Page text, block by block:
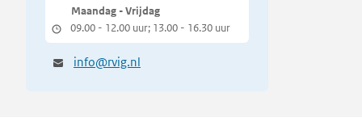
Maandag - Vrijdag
09.00 - 12.00 uur; 13.00 - 16.30 uur
info@rvig.nl